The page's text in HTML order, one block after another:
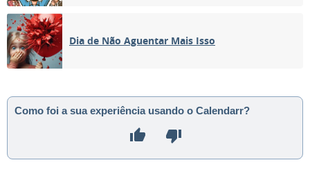
Dia de Não Aguentar Mais Isso
Como foi a sua experiência usando o Calendarr?